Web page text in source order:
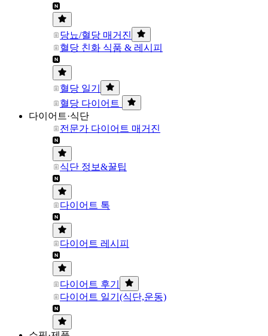
당뇨/혈당 매거진
혈당 친화 식품 & 레시피
혈당 일기
혈당 다이어트
다이어트·식단
전문가 다이어트 매거진
식단 정보&꿀팁
다이어트 톡
다이어트 레시피
다이어트 후기
다이어트 일기(식단,운동)